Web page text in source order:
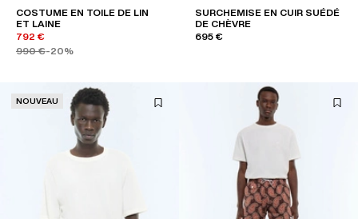
COSTUME EN TOILE DE LIN
ET LAINE
792 €
990 €-20%
SURCHEMISE EN CUIR SUÉDÉ
DE CHÈVRE
695 €
NOUVEAU